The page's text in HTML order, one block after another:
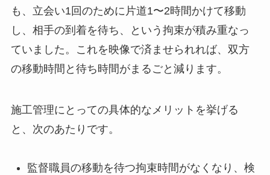
も、立会い1回のために片道1〜2時間かけて移動
し、相手の到着を待ち、という拘束が積み重なっ
ていました。これを映像で済ませられれば、双方
の移動時間と待ち時間がまるごと減ります。
施工管理にとっての具体的なメリットを挙げる
と、次のあたりです。
監督職員の移動を待つ拘束時間がなくなり、検